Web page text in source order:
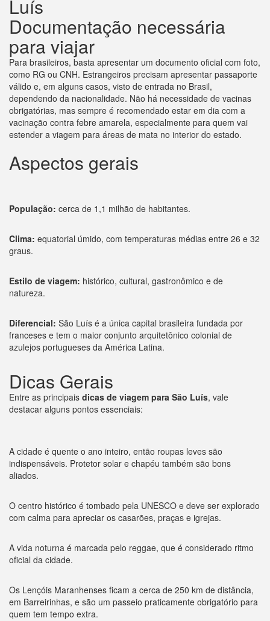
Luís
Documentação necessária
para viajar
Para brasileiros, basta apresentar um documento oficial com foto,
como RG ou CNH. Estrangeiros precisam apresentar passaporte
válido e, em alguns casos, visto de entrada no Brasil,
dependendo da nacionalidade. Não há necessidade de vacinas
obrigatórias, mas sempre é recomendado estar em dia com a
vacinação contra febre amarela, especialmente para quem vai
estender a viagem para áreas de mata no interior do estado.
Aspectos gerais
População: cerca de 1,1 milhão de habitantes.
Clima: equatorial úmido, com temperaturas médias entre 26 e 32
graus.
Estilo de viagem: histórico, cultural, gastronômico e de
natureza.
Diferencial: São Luís é a única capital brasileira fundada por
franceses e tem o maior conjunto arquitetônico colonial de
azulejos portugueses da América Latina.
Dicas Gerais
Entre as principais dicas de viagem para São Luís, vale
destacar alguns pontos essenciais:
A cidade é quente o ano inteiro, então roupas leves são
indispensáveis. Protetor solar e chapéu também são bons
aliados.
O centro histórico é tombado pela UNESCO e deve ser explorado
com calma para apreciar os casarões, praças e igrejas.
A vida noturna é marcada pelo reggae, que é considerado ritmo
oficial da cidade.
Os Lençóis Maranhenses ficam a cerca de 250 km de distância,
em Barreirinhas, e são um passeio praticamente obrigatório para
quem tem tempo extra.